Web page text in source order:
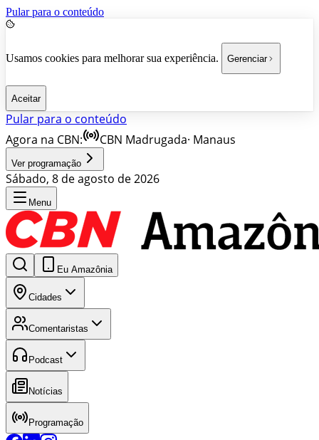
Pular para o conteúdo
Usamos cookies para melhorar sua experiência. Gerenciar
Aceitar
Pular para o conteúdo
Agora na CBN:
CBN Madrugada· Manaus
Ver programação
Sábado, 8 de agosto de 2026
Menu
Eu Amazônia
Cidades
Comentaristas
Podcast
Notícias
Programação